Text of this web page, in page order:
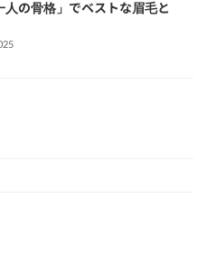
人の骨格」でベストな眉毛と